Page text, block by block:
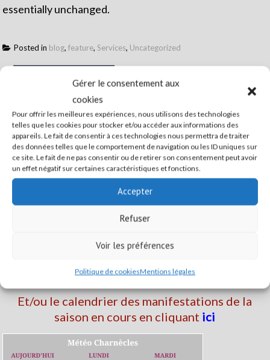
Gérer le consentement aux
cookies
Pour offrir les meilleures expériences, nous utilisons des technologies
telles que les cookies pour stocker et/ou accéder aux informations des
appareils. Le fait de consentir à ces technologies nous permettra de traiter
des données telles que le comportement de navigation ou les ID uniques sur
ce site. Le fait de ne pas consentir ou de retirer son consentement peut avoir
un effet négatif sur certaines caractéristiques et fonctions.
Accepter
Refuser
Voir les préférences
Politique de cookiesMentions légales
essentially unchanged.
Posted in blog,feature,Services, Uncategorized
Post
Design & Development
Aujourd'hui
Dimanche - Sem. 32
0 9 Août
Dernier croissant
Vous pouvez consulter le calendrier des
de RV, et noms des animateurs en cliquant
Et/ou le calendrier des manifestations de la
saison en cours en cliquant ici